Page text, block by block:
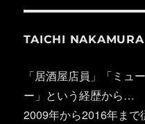
TAICHI NAKAMURA
「居酒屋店員」「ミュ
ー」という経歴から…
2009年から2016年ま